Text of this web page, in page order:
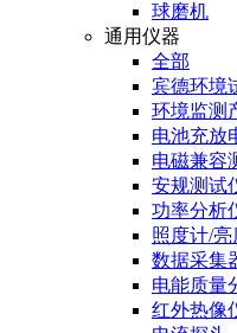
球磨机
通用仪器
全部
宾德环境
环境监测
电池充放
电磁兼容
安规测试
功率分析
照度计/亮
数据采集
电能质量
红外热像